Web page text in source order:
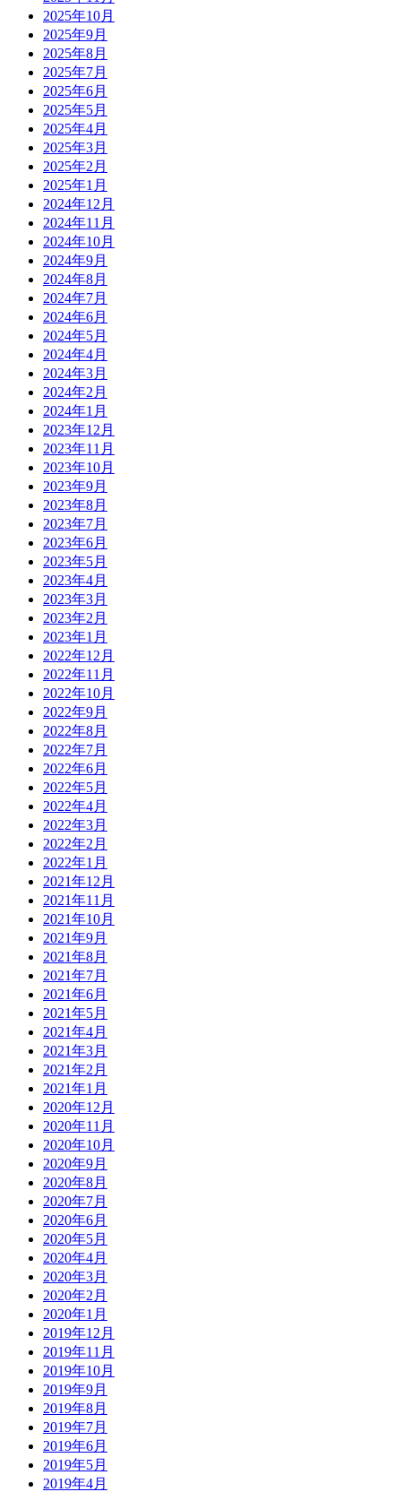
2025年10月
2025年9月
2025年8月
2025年7月
2025年6月
2025年5月
2025年4月
2025年3月
2025年2月
2025年1月
2024年12月
2024年11月
2024年10月
2024年9月
2024年8月
2024年7月
2024年6月
2024年5月
2024年4月
2024年3月
2024年2月
2024年1月
2023年12月
2023年11月
2023年10月
2023年9月
2023年8月
2023年7月
2023年6月
2023年5月
2023年4月
2023年3月
2023年2月
2023年1月
2022年12月
2022年11月
2022年10月
2022年9月
2022年8月
2022年7月
2022年6月
2022年5月
2022年4月
2022年3月
2022年2月
2022年1月
2021年12月
2021年11月
2021年10月
2021年9月
2021年8月
2021年7月
2021年6月
2021年5月
2021年4月
2021年3月
2021年2月
2021年1月
2020年12月
2020年11月
2020年10月
2020年9月
2020年8月
2020年7月
2020年6月
2020年5月
2020年4月
2020年3月
2020年2月
2020年1月
2019年12月
2019年11月
2019年10月
2019年9月
2019年8月
2019年7月
2019年6月
2019年5月
2019年4月